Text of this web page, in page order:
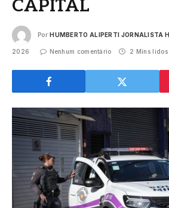
CAPITAL
Por HUMBERTO ALIPERTI JORNALISTA
2026 Nenhum comentário 2 Mins lidos